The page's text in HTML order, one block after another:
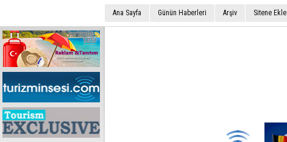
Ana Sayfa Günün Haberleri Arşiv Sitene Ekle